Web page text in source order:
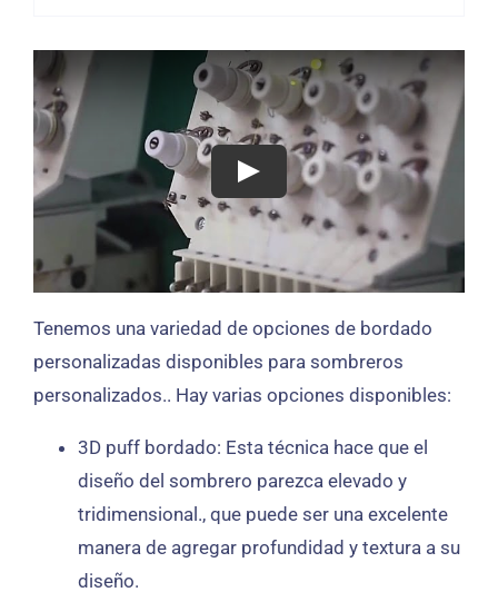
Tenemos una variedad de opciones de bordado
personalizadas disponibles para sombreros
personalizados.. Hay varias opciones disponibles:
3D puff bordado: Esta técnica hace que el
diseño del sombrero parezca elevado y
tridimensional., que puede ser una excelente
manera de agregar profundidad y textura a su
diseño.